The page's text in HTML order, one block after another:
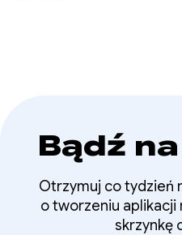
Bądź
Otrzymuj co tydzień
o tworzeniu aplikacji
skrzynkę